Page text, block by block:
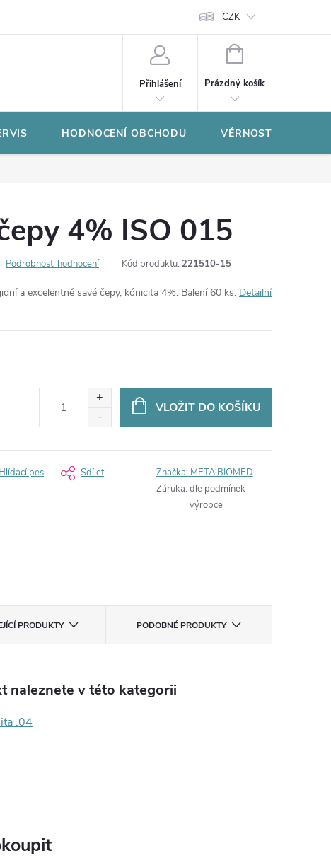
CZK
Přihlášení
NÁKUPNÍ
Prázdný košík
HODNOCENÍ OBCHODU VĚRNOSTNÍ
4% ISO 015
Podrobnosti hodnocení Kód produktu: 221510-15
a excelentně savé čepy, kónicita 4%. Balení 60 ks. Detailní
VLOŽIT DO KOŠÍKU
Hlídací pes Sdílet Značka: META BIOMED
Záruka: dle podmínek
výrobce
PRODUKTY PODOBNÉ PRODUKTY
naleznete v této kategorii
.04